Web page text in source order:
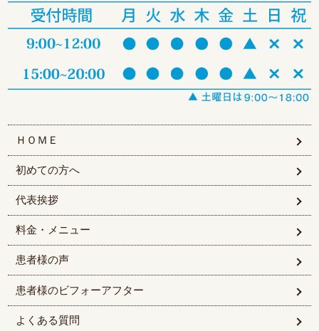
ＨＯＭＥ
初めての方へ
代表挨拶
料金・メニュー
患者様の声
患者様のビフォーアフター
よくある質問